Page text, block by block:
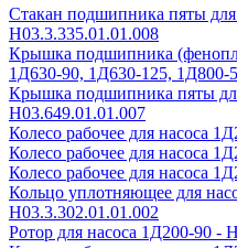
Стакан подшипника пяты
Н03.3.335.01.01.008
Крышка подшипника
1Д630-90, 1Д630-125, 1Д800-
Крышка подшипника пяты
Н03.649.01.01.007
Колесо рабочее для насоса
Колесо рабочее для насоса
Колесо рабочее для насоса
Кольцо уплотняющее для
Н03.3.302.01.01.002
Ротор для насоса 1Д200-90 -